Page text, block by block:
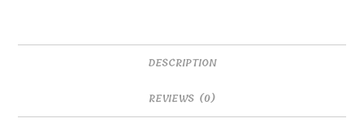
DESCRIPTION
REVIEWS (0)